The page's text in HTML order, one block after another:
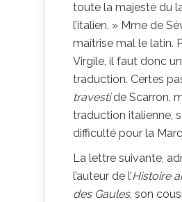
toute la majesté du
l’italien. » Mme de
maîtrise mal le latin.
Virgile, il faut donc
traduction. Certes
travestide Scarron,
traduction italienne,
difficulté pour la
La lettre suivante,
l’auteur de l’Histoire
des Gaules, son